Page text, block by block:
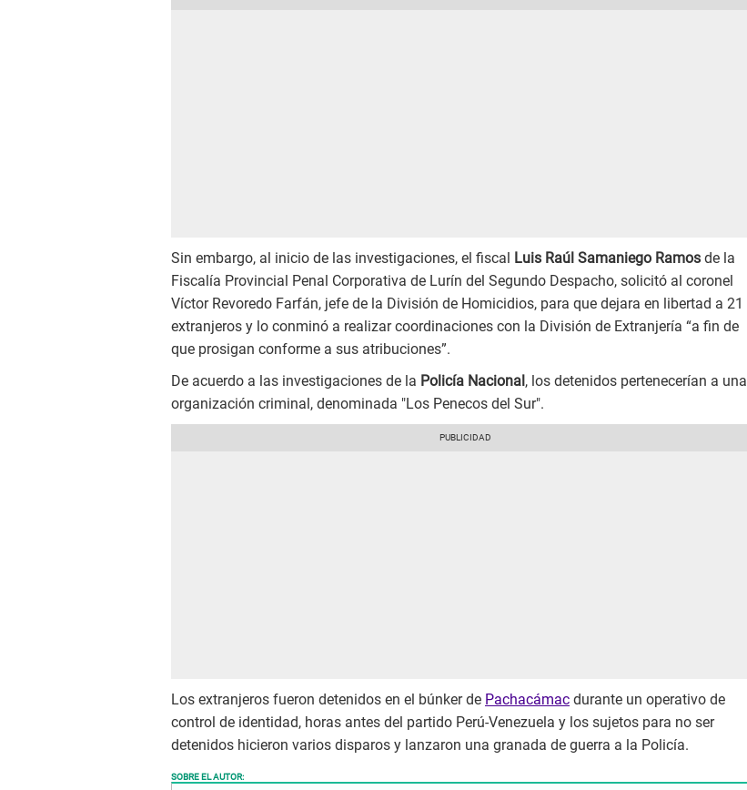
Sin embargo, al inicio de las investigaciones, el fiscal Luis Raúl Samaniego Ramos de la
Fiscalía Provincial Penal Corporativa de Lurín del Segundo Despacho, solicitó al coronel
Víctor Revoredo Farfán, jefe de la División de Homicidios, para que dejara en libertad a 21
extranjeros y lo conminó a realizar coordinaciones con la División de Extranjería “a fin de
que prosigan conforme a sus atribuciones”.
De acuerdo a las investigaciones de la Policía Nacional , los detenidos pertenecerían a una
organización criminal, denominada "Los Penecos del Sur".
Los extranjeros fueron detenidos en el búnker de Pachacámac durante un operativo de
control de identidad, horas antes del partido Perú-Venezuela y los sujetos para no ser
detenidos hicieron varios disparos y lanzaron una granada de guerra a la Policía.
SOBRE EL AUTOR: